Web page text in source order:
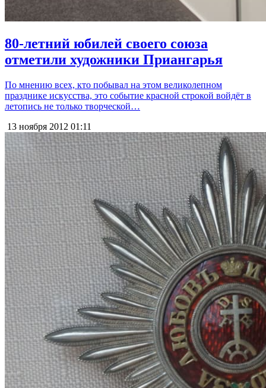
80-летний юбилей своего союза
отметили художники Приангарья
По мнению всех, кто побывал на этом великолепном
празднике искусства, это событие красной строкой войдёт в
летопись не только творческой…
13 ноября 2012 01:11